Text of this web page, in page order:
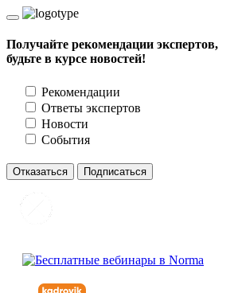
Получайте рекомендации экспертов,
будьте в курсе новостей!
Рекомендации
Ответы экспертов
Новости
События
Отказаться Подписаться